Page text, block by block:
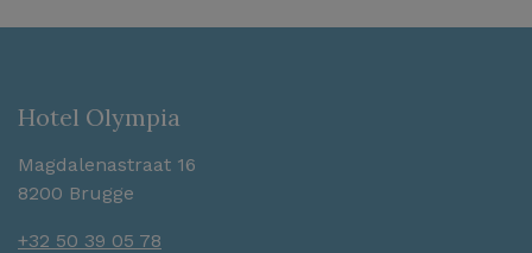
Hotel Olympia
Magdalenastraat 16
8200 Brugge
+32 50 39 05 78